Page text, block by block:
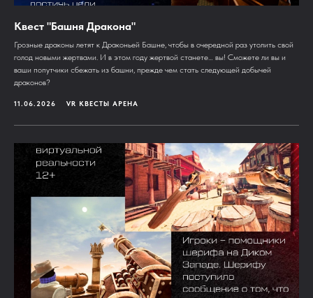
Квест "Башня Дракона"
Грозные драконы летят к Драконьей Башне, чтобы в очередной раз утолить свой
голод новыми жертвами. И в этом году жертвой станете… вы! Сможете ли вы и
ваши попутчики сбежать из башни, прежде чем стать следующей добычей
драконов?
11.06.2026 VR КВЕСТЫ АРЕНА